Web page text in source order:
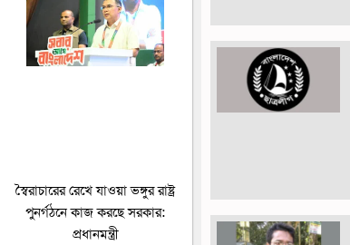
স্বৈরাচারের রেখে যাওয়া ভঙ্গুর রাষ্ট্র
পুনর্গঠনে কাজ করছে সরকার:
প্রধানমন্ত্রী